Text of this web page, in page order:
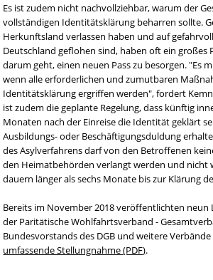
Es ist zudem nicht nachvollziehbar, warum der
vollständigen Identitätsklärung beharren sollte.
Herkunftsland verlassen haben und auf
Deutschland geflohen sind, haben oft ein großes
darum geht, einen neuen Pass zu besorgen. "Es
wenn alle erforderlichen und zumutbaren
Identitätsklärung ergriffen werden", fordert
ist zudem die geplante Regelung, dass künftig
Monaten nach der Einreise die Identität geklärt
Ausbildungs- oder Beschäftigungsduldung
des Asylverfahrens darf von den Betroffenen
den Heimatbehörden verlangt werden und nicht
dauern länger als sechs Monate bis zur Klärung
Bereits im November 2018 veröffentlichten neun
der Paritätische Wohlfahrtsverband -
Bundesvorstands des DGB und weitere
umfassende Stellungnahme (PDF).